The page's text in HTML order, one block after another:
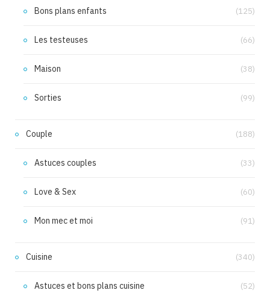
Bons plans enfants (125)
Les testeuses (66)
Maison (38)
Sorties (99)
Couple (188)
Astuces couples (33)
Love & Sex (60)
Mon mec et moi (91)
Cuisine (340)
Astuces et bons plans cuisine (52)